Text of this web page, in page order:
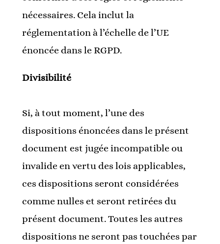
nécessaires. Cela inclut la
réglementation à l’échelle de l’UE
énoncée dans le RGPD.
Divisibilité
Si, à tout moment, l’une des
dispositions énoncées dans le présent
document est jugée incompatible ou
invalide en vertu des lois applicables,
ces dispositions seront considérées
comme nulles et seront retirées du
présent document. Toutes les autres
dispositions ne seront pas touchées par